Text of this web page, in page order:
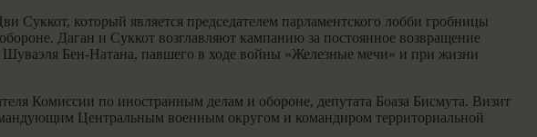
Суккот, который является председателем парламентского лобби гробницы
Даган и Суккот возглавляют кампанию за постоянное возвращение
Бен-Натана, павшего в ходе войны «Железные мечи» и при жизни
Комиссии по иностранным делам и обороне, депутата Боаза Бисмута. Визит
Центральным военным округом и командиром территориальной